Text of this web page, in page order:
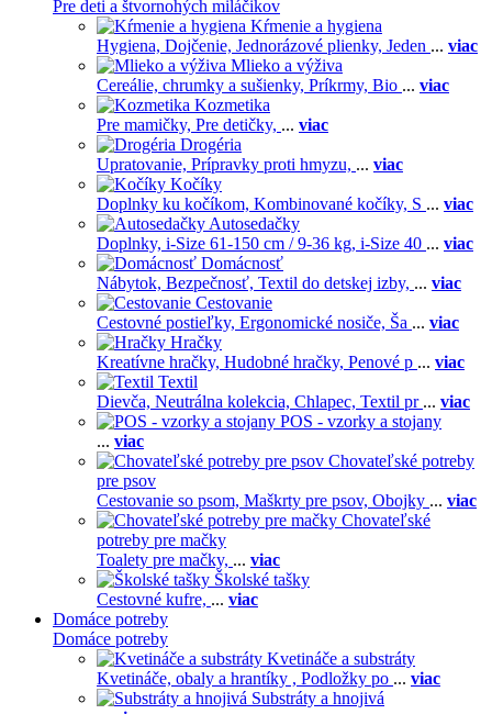
Pre deti a štvornohých miláčikov
Kŕmenie a hygiena
Hygiena, Dojčenie, Jednorázové plienky, Jeden ... viac
Mlieko a výživa
Cereálie, chrumky a sušienky, Príkrmy, Bio ... viac
Kozmetika
Pre mamičky, Pre detičky, ... viac
Drogéria
Upratovanie, Prípravky proti hmyzu, ... viac
Kočíky
Doplnky ku kočíkom, Kombinované kočíky, S ... viac
Autosedačky
Doplnky, i-Size 61-150 cm / 9-36 kg, i-Size 40 ... viac
Domácnosť
Nábytok, Bezpečnosť, Textil do detskej izby, ... viac
Cestovanie
Cestovné postieľky, Ergonomické nosiče, Ša ... viac
Hračky
Kreatívne hračky, Hudobné hračky, Penové p ... viac
Textil
Dievča, Neutrálna kolekcia, Chlapec, Textil pr ... viac
POS - vzorky a stojany
... viac
Chovateľské potreby
pre psov
Cestovanie so psom, Maškrty pre psov, Obojky ... viac
Chovateľské
potreby pre mačky
Toalety pre mačky, ... viac
Školské tašky
Cestovné kufre, ... viac
Domáce potreby
Domáce potreby
Kvetináče a substráty
Kvetináče, obaly a hrantíky , Podložky po ... viac
Substráty a hnojivá